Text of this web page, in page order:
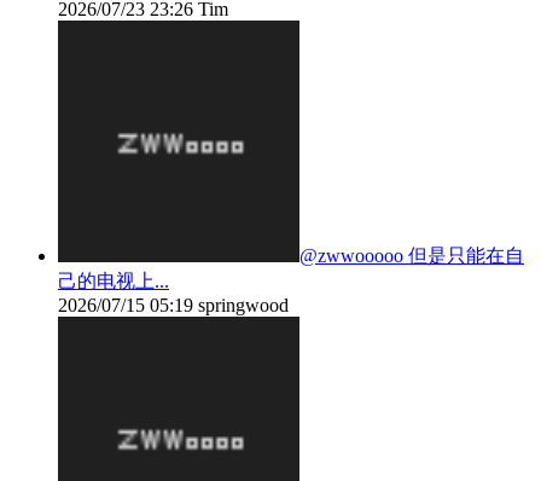
2026/07/23 23:26 Tim
@zwwooooo 但是只能在自
己的电视上...
2026/07/15 05:19 springwood